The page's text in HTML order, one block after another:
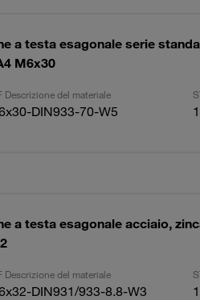
a testa esagonale serie
M6x30
Descrizione del materiale
DIN933-70-W5
a testa esagonale acciaio,
Descrizione del materiale
DIN931/933-8.8-W3